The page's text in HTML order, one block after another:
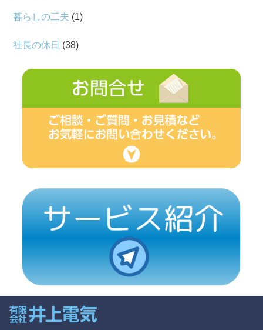
暮らしの工夫 (1)
社長の休日 (38)